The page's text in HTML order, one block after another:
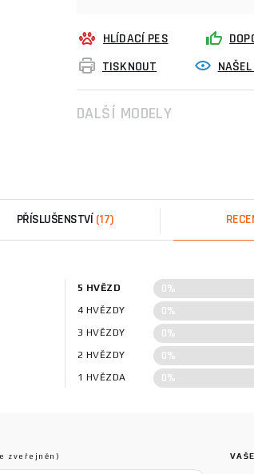
HLÍDACÍ PES
TISKNOUT
DALŠÍ MODELY
PŘÍSLUŠENSTVÍ(17)
5 HVĚZD 0%
4 HVĚZDY 0%
3 HVĚZDY 0%
2 HVĚZDY 0%
1 HVĚZDA 0%
zveřejněn)